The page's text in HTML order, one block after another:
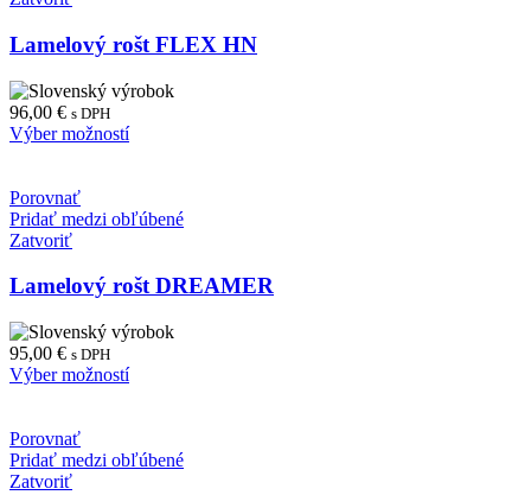
Lamelový rošt FLEX HN
96,00 € s DPH
Výber možností
Porovnať
Pridať medzi obľúbené
Zatvoriť
Lamelový rošt DREAMER
95,00 € s DPH
Výber možností
Porovnať
Pridať medzi obľúbené
Zatvoriť